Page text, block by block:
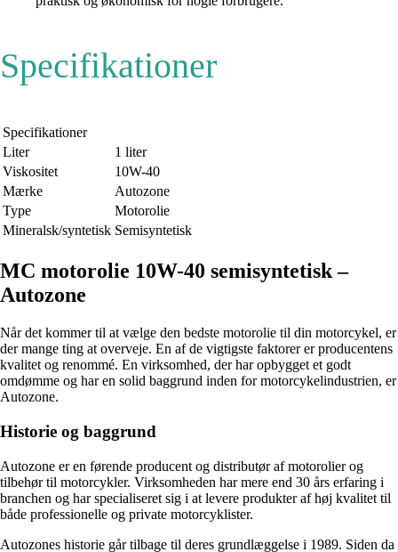
Specifikationer
Specifikationer
Liter
1 liter
Viskositet
10W-40
Mærke
Autozone
Type
Motorolie
Mineralsk/syntetisk Semisyntetisk
MC motorolie 10W-40 semisyntetisk –
Autozone
Når det kommer til at vælge den bedste motorolie til din motorcykel, er
der mange ting at overveje. En af de vigtigste faktorer er producentens
kvalitet og renommé. En virksomhed, der har opbygget et godt
omdømme og har en solid baggrund inden for motorcykelindustrien, er
Autozone.
Historie og baggrund
Autozone er en førende producent og distributør af motorolier og
tilbehør til motorcykler. Virksomheden har mere end 30 års erfaring i
branchen og har specialiseret sig i at levere produkter af høj kvalitet til
både professionelle og private motorcyklister.
Autozones historie går tilbage til deres grundlæggelse i 1989. Siden da